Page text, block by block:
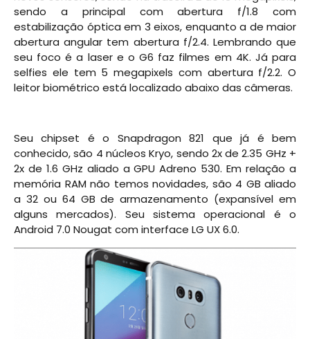
sendo a principal com abertura f/1.8 com
estabilização óptica em 3 eixos, enquanto a de maior
abertura angular tem abertura f/2.4. Lembrando que
seu foco é a laser e o G6 faz filmes em 4K. Já para
selfies ele tem 5 megapixels com abertura f/2.2. O
leitor biométrico está localizado abaixo das câmeras.
Seu chipset é o Snapdragon 821 que já é bem
conhecido, são 4 núcleos Kryo, sendo 2x de 2.35 GHz +
2x de 1.6 GHz aliado a GPU Adreno 530. Em relação a
memória RAM não temos novidades, são 4 GB aliado
a 32 ou 64 GB de armazenamento (expansível em
alguns mercados). Seu sistema operacional é o
Android 7.0 Nougat com interface LG UX 6.0.